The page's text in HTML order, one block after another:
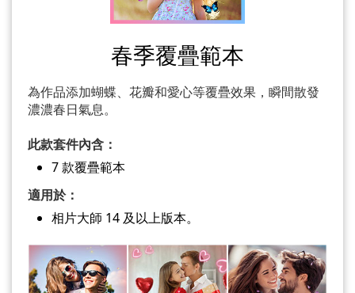
春季覆疊範本
為作品添加蝴蝶、花瓣和愛心等覆疊效果，瞬間散發
濃濃春日氣息。
此款套件內含：
7 款覆疊範本
適用於：
相片大師 14 及以上版本。